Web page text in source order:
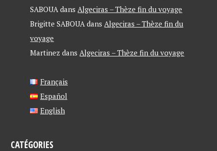
SABOUAdansAlgeciras – Thèze fin du voyage
Brigitte SABOUAdansAlgeciras – Thèze fin du
voyage
Martinez dansAlgeciras – Thèze fin du voyage
Français
Español
English
CATÉGORIES